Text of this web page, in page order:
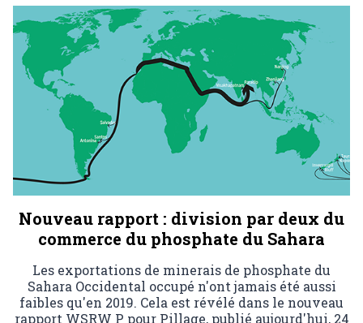
Nouveau rapport : division par deux du
commerce du phosphate du Sahara
Les exportations de minerais de phosphate du
Sahara Occidental occupé n'ont jamais été aussi
faibles qu'en 2019. Cela est révélé dans le nouveau
rapport WSRW P pour Pillage, publié aujourd'hui, 24